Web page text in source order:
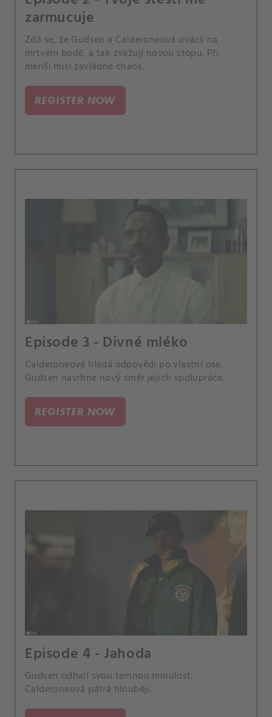
zarmucuje
Zdá se, že Gudsen a Calderoneová uvázli na
mrtvém bodě, a tak zvažují novou stopu. Při
menší misi zavládne chaos.
REGISTER NOW
Episode 3 - Divné mléko
Calderoneová hledá odpovědi po vlastní ose.
Gudsen navrhne nový směr jejich spolupráce.
REGISTER NOW
Episode 4 - Jahoda
Gudsen odhalí svou temnou minulost.
Calderoneová pátrá hlouběji.